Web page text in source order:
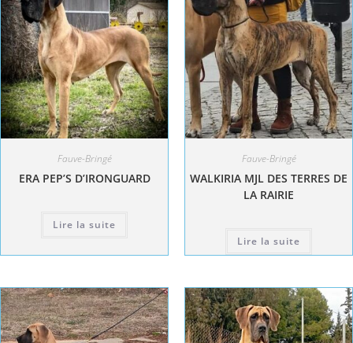
Fauve-Bringé
ERA PEP’S D’IRONGUARD
Lire la suite
Fauve-Bringé
WALKIRIA MJL DES TERRES DE
LA RAIRIE
Lire la suite